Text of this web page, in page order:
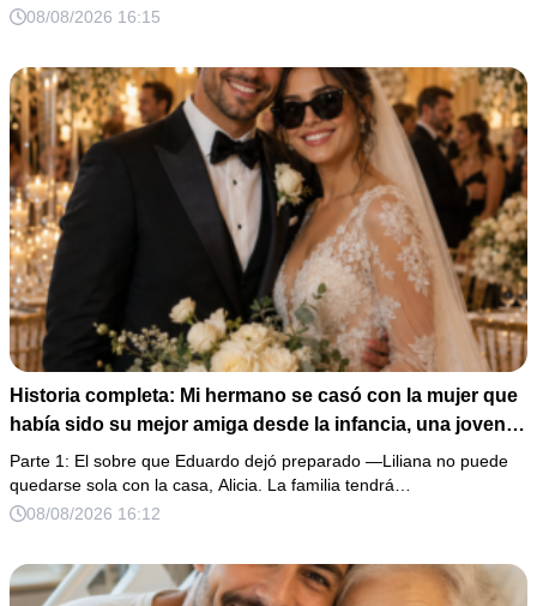
08/08/2026 16:15
Historia completa: Mi hermano se casó con la mujer que
había sido su mejor amiga desde la infancia, una joven
ciega a la que protegió durante toda su vida. Tras su
fallecimiento, ella me entregó un sobre y me confesó la
verdadera razón por la que él la eligió a ella por encima
Parte 1: El sobre que Eduardo dejó preparado —Liliana no puede
quedarse sola con la casa, Alicia. La familia tendrá…
08/08/2026 16:12